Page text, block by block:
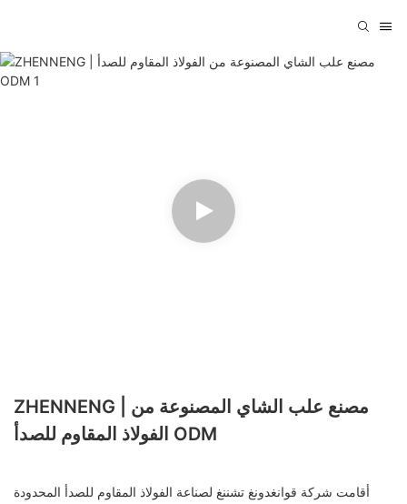
ZHENNENG | مصنع علب الشاي المصنوعة من
الفولاذ المقاوم للصدأ ODM
أقامت شركة قوانغدونغ تشننغ لصناعة الفولاذ المقاوم للصدأ المحدودة